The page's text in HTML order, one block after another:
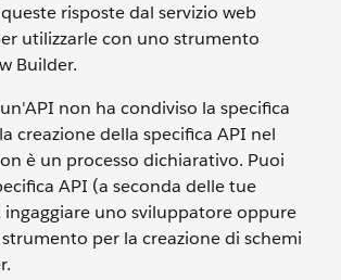
risposte dal servizio web
utilizzarle con uno strumento
Builder.
non ha condiviso la specifica
creazione della specifica API nel
è un processo dichiarativo. Puoi
API (a seconda delle tue
ingaggiare uno sviluppatore oppure
per la creazione di schemi